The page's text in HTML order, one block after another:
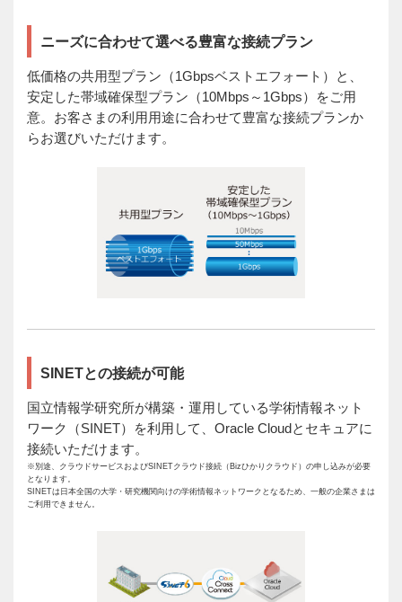
ニーズに合わせて選べる豊富な接続プラン
低価格の共用型プラン（1Gbpsベストエフォート）と、
安定した帯域確保型プラン（10Mbps～1Gbps）をご用
意。お客さまの利用用途に合わせて豊富な接続プランか
らお選びいただけます。
SINETとの接続が可能
国立情報学研究所が構築・運用している学術情報ネット
ワーク（SINET）を利用して、Oracle Cloudとセキュアに
接続いただけます。
※別途、クラウドサービスおよびSINETクラウド接続（Bizひかりクラウド）の申し込みが必要
となります。
SINETは日本全国の大学・研究機関向けの学術情報ネットワークとなるため、一般の企業さまは
ご利用できません。